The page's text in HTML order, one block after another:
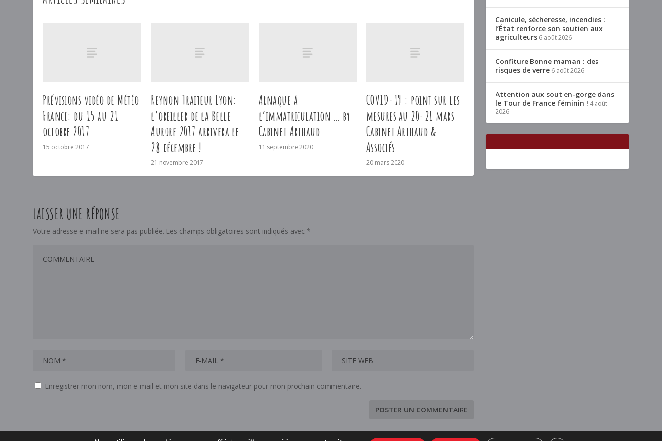
Prévisions vidéo de Météo
France: du 15 au 21
octobre 2017
15 octobre 2017
Reynon Traiteur Lyon:
l’oreiller de la Belle
Aurore 2017 arrivera le
28 décembre !
21 novembre 2017
Arnaque à
l’immatriculation … by
Cabinet Arthaud
11 septembre 2020
COVID-19 : point sur les
mesures au 20-21 mars
Cabinet Arthaud &
Associés
20 mars 2020
LAISSER UNE RÉPONSE
Votre adresse e-mail ne sera pas publiée. Les champs obligatoires sont indiqués avec *
Enregistrer mon nom, mon e-mail et mon site dans le navigateur pour mon prochain commentaire.
Canicule, sécheresse, incendies :
l’État renforce son soutien aux
agriculteurs 6 août 2026
Confiture Bonne maman : des
risques de verre 6 août 2026
Attention aux soutien-gorge dans
le Tour de France féminin ! 4 août
2026